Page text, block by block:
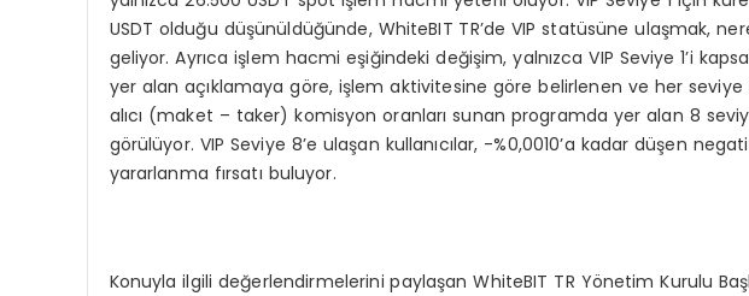
USDT olduğu düşünüldüğünde, WhiteBIT TR’de VIP statüsüne ulaşmak,
geliyor. Ayrıca işlem hacmi eşiğindeki değişim, yalnızca VIP Seviye 1’i
yer alan açıklamaya göre, işlem aktivitesine göre belirlenen ve her seviye
alıcı (maket – taker) komisyon oranları sunan programda yer alan 8
görülüyor. VIP Seviye 8’e ulaşan kullanıcılar, -%0,0010’a kadar düşen
yararlanma fırsatı buluyor.
Konuyla ilgili değerlendirmelerini paylaşan WhiteBIT TR Yönetim Kurulu